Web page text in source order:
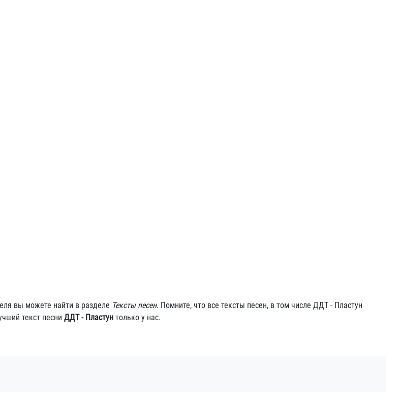
вы можете найти в разделе Тексты песен. Помните, что все тексты песен, в том числе ДДТ - Пластун
текст песни ДДТ - Пластун только у нас.